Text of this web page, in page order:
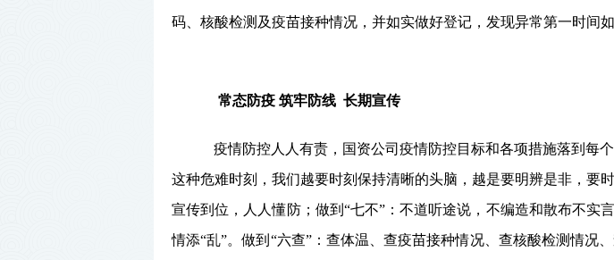
码、核酸检测及疫苗接种情况，并如实做好登记，发现异常第一时间
常态防疫 筑牢防线 长期宣传
疫情防控人人有责，国资公司疫情防控目标和各项措施落到每
这种危难时刻，我们越要时刻保持清晰的头脑，越是要明辨是非，要
宣传到位，人人懂防；做到 “七不”：不道听途说，不编造和散布不实
情添“乱”。做到 “六查”：查体温、查疫苗接种情况、查核酸检测情况